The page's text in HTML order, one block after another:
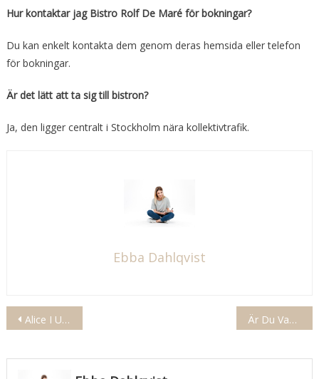
Hur kontaktar jag Bistro Rolf De Maré för bokningar?
Du kan enkelt kontakta dem genom deras hemsida eller telefon
för bokningar.
Är det lätt att ta sig till bistron?
Ja, den ligger centralt i Stockholm nära kollektivtrafik.
Ebba Dahlqvist
Inläggsnavigering
Alice I Underlandet Film Är Du Vaken Lars: Stämning